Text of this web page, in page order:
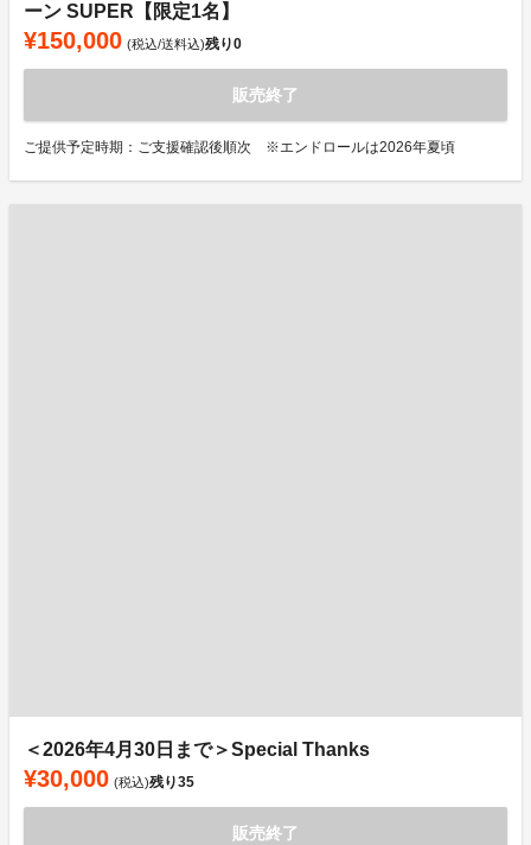
ーン SUPER【限定1名】
¥150,000 (税込/送料込)残り0
販売終了
ご提供予定時期：ご支援確認後順次 ※エンドロールは2026年夏頃
＜2026年4月30日まで＞Special Thanks
¥30,000 (税込)残り35
販売終了